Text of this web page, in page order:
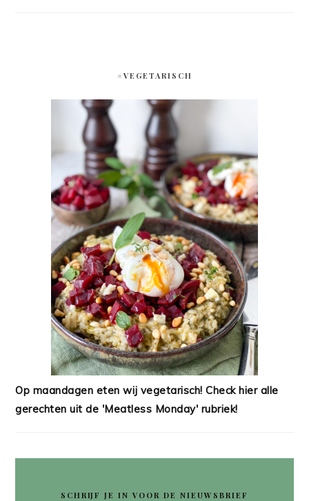
#VEGETARISCH
Op maandagen eten wij vegetarisch! Check hier alle
gerechten uit de 'Meatless Monday' rubriek!
SCHRIJF JE IN VOOR DE NIEUWSBRIEF